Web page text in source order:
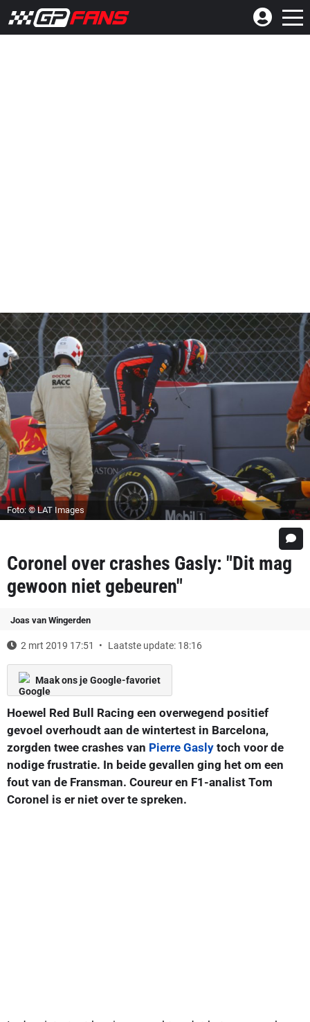
Foto: © LAT Images
Coronel over crashes Gasly: "Dit mag
gewoon niet gebeuren"
Joas van Wingerden
2 mrt 2019 17:51 Laatste update: 18:16
Maak ons je Google-favoriet
Hoewel Red Bull Racing een overwegend positief
gevoel overhoudt aan de wintertest in Barcelona,
zorgden twee crashes van Pierre Gasly toch voor de
nodige frustratie. In beide gevallen ging het om een
fout van de Fransman. Coureur en F1-analist Tom
Coronel is er niet over te spreken.